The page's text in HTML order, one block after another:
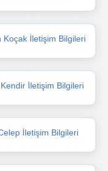
İletişim Bilgileri
İletişim Bilgileri
İletişim Bilgileri